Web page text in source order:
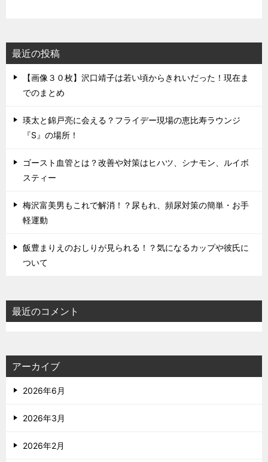
最近の投稿
【画像３０枚】沢口靖子は若い頃からきれいだった！現在ま
でのまとめ
瑛太と錦戸亮に会える？フライデー現場の恵比寿ラウンジ
『S』の場所！
ゴースト血管とは？改善や対策はヒハツ、シナモン、ルイボ
スティー
梅沢富美男もこれで解消！？尿もれ、頻尿対策の簡単・お手
軽運動
飯豊まりえのおしりが見られる！？気になるカップや彼氏に
ついて
最近のコメント
アーカイブ
2026年6月
2026年3月
2026年2月